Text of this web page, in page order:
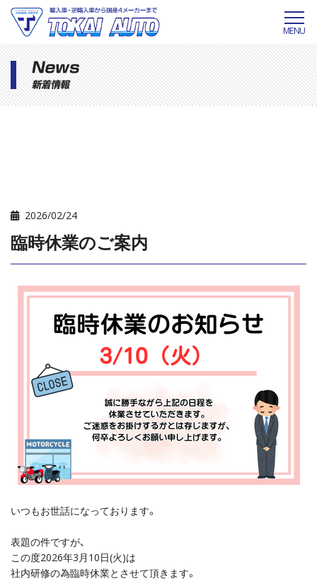
MENU
2026/02/24
臨時休業のご案内
いつもお世話になっております。
表題の件ですが、
この度2026年3月10日(火)は
社内研修の為臨時休業とさせて頂きます。